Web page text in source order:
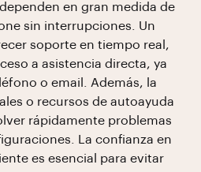
en gran medida de
sin interrupciones. Un
soporte en tiempo real,
a asistencia directa, ya
o email. Además, la
o recursos de autoayuda
rápidamente problemas
La confianza en
es esencial para evitar